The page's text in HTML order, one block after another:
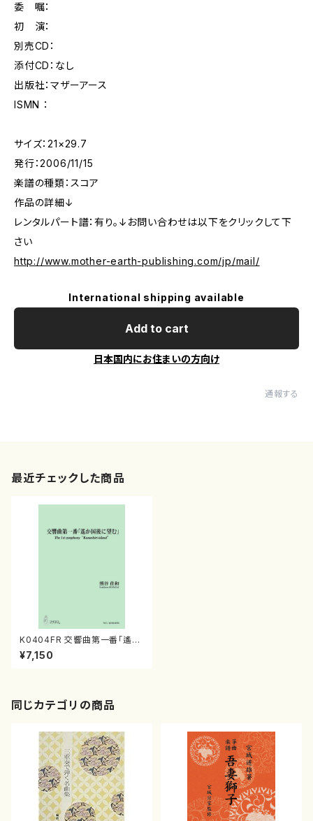
委 嘱：
初 演：
別売CD：
添付CD：なし
出版社：マザーアース
ISMN ：
サイズ：21×29.7
発行：2006/11/15
楽譜の種類：スコア
作品の詳細↓
レンタルパート譜：有り。↓お問い合わせは以下をクリックして下
さい
http://www.mother-earth-publishing.com/jp/mail/
International shipping available
Add to cart
日本国内にお住まいの方向け
通報する
最近チェックした商品
K0404FR 交響曲第一番「遙か
国後に望む」（オーケストラ/熊谷
佳和/楽譜）
¥7,150
同じカテゴリの商品